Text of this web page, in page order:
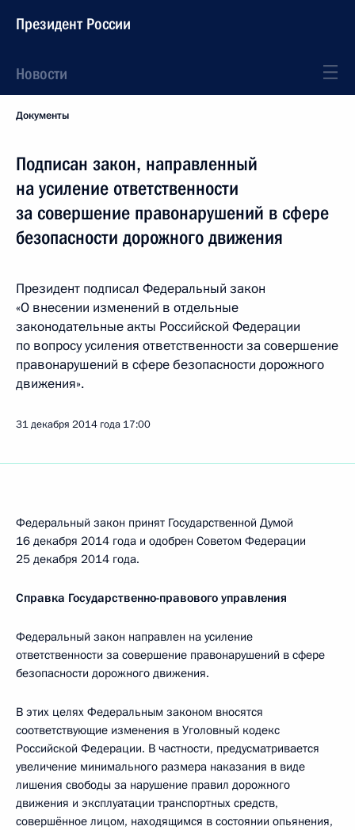
Президент России
Новости
Документы
Подписан закон, направленный
на усиление ответственности
за совершение правонарушений в сфере
безопасности дорожного движения
Президент подписал Федеральный закон
«О внесении изменений в отдельные
законодательные акты Российской Федерации
по вопросу усиления ответственности за совершение
правонарушений в сфере безопасности дорожного
движения».
31 декабря 2014 года 17:00
Федеральный закон принят Государственной Думой
16 декабря 2014 года и одобрен Советом Федерации
25 декабря 2014 года.
Справка Государственно-правового управления
Федеральный закон направлен на усиление
ответственности за совершение правонарушений в сфере
безопасности дорожного движения.
В этих целях Федеральным законом вносятся
соответствующие изменения в Уголовный кодекс
Российской Федерации. В частности, предусматривается
увеличение минимального размера наказания в виде
лишения свободы за нарушение правил дорожного
движения и эксплуатации транспортных средств,
совершённое лицом, находящимся в состоянии опьянения,